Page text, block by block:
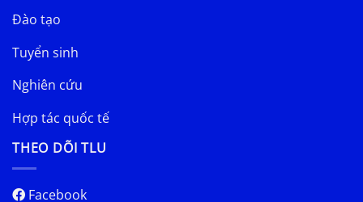
Đào tạo
Tuyển sinh
Nghiên cứu
Hợp tác quốc tế
THEO DÕI TLU
Facebook